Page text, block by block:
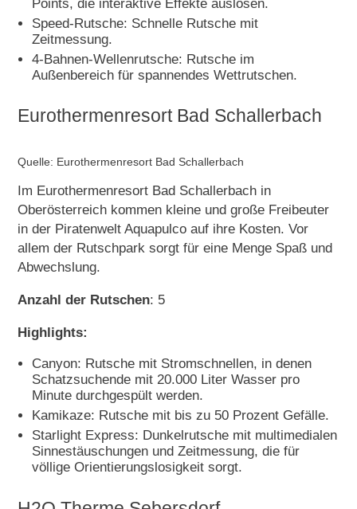
Points, die interaktive Effekte auslösen.
Speed-Rutsche: Schnelle Rutsche mit
Zeitmessung.
4-Bahnen-Wellenrutsche: Rutsche im
Außenbereich für spannendes Wettrutschen.
Eurothermenresort Bad Schallerbach
Quelle: Eurothermenresort Bad Schallerbach
Im Eurothermenresort Bad Schallerbach in
Oberösterreich kommen kleine und große Freibeuter
in der Piratenwelt Aquapulco auf ihre Kosten. Vor
allem der Rutschpark sorgt für eine Menge Spaß und
Abwechslung.
Anzahl der Rutschen: 5
Highlights:
Canyon: Rutsche mit Stromschnellen, in denen
Schatzsuchende mit 20.000 Liter Wasser pro
Minute durchgespült werden.
Kamikaze: Rutsche mit bis zu 50 Prozent Gefälle.
Starlight Express: Dunkelrutsche mit multimedialen
Sinnestäuschungen und Zeitmessung, die für
völlige Orientierungslosigkeit sorgt.